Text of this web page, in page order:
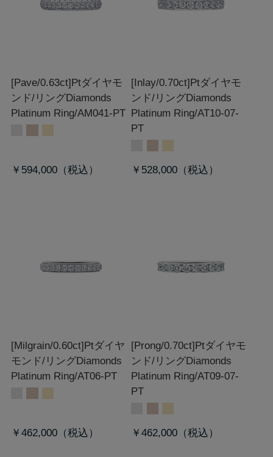
[Pave/0.63ct]Ptダイヤモ
ンド/リングDiamonds
Platinum Ring/AM041-PT
￥594,000
[Inlay/0.70ct]Ptダイヤモ
ンド/リングDiamonds
Platinum Ring/AT10-07-
PT
￥528,000
[Milgrain/0.60ct]Ptダイヤ
モンド/リングDiamonds
Platinum Ring/AT06-PT
￥462,000
[Prong/0.70ct]Ptダイヤモ
ンド/リングDiamonds
Platinum Ring/AT09-07-
PT
￥462,000